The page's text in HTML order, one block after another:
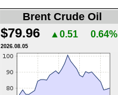
Brent Crude Oil
$79.96 ▲0.51 0.64%
2026.08.05